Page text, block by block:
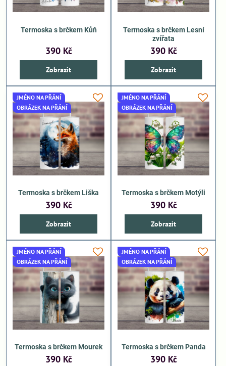
Termoska s brčkem Kůň
390 Kč
Zobrazit
Termoska s brčkem Lesní
zvířata
390 Kč
Zobrazit
JMÉNO NA PŘÁNÍ
OBRÁZEK NA PŘÁNÍ
Termoska s brčkem Liška
390 Kč
Zobrazit
JMÉNO NA PŘÁNÍ
OBRÁZEK NA PŘÁNÍ
Termoska s brčkem Motýli
390 Kč
Zobrazit
JMÉNO NA PŘÁNÍ
OBRÁZEK NA PŘÁNÍ
Termoska s brčkem Mourek
390 Kč
JMÉNO NA PŘÁNÍ
OBRÁZEK NA PŘÁNÍ
Termoska s brčkem Panda
390 Kč